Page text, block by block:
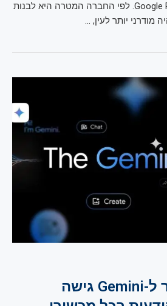
באפליקציית Google Photos. לפי החברה המטרה היא לבנות
יותר לעין, …
גוגל תאפשר ל-Gemini גישה